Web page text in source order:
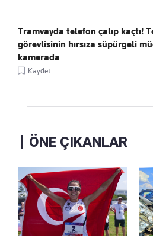
Tramvayda telefon çalıp kaçtı!
görevlisinin hırsıza süpürgeli
kamerada
Kaydet
ÖNE ÇIKANLAR